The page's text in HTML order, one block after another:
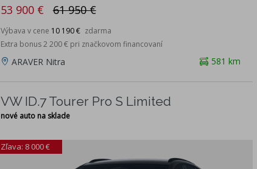
53 900 € 61 950 €
Výbava v cene 10 190 € zdarma
Extra bonus 2 200 € pri značkovom financovaní
581 km
ARAVER Nitra
VW ID.7 Tourer Pro S Limited
nové auto na sklade
Zľava: 8 000 €